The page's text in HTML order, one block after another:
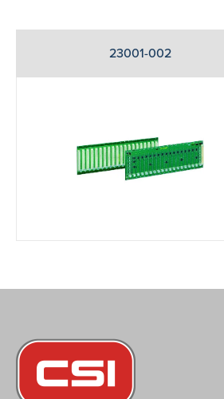
23001-002